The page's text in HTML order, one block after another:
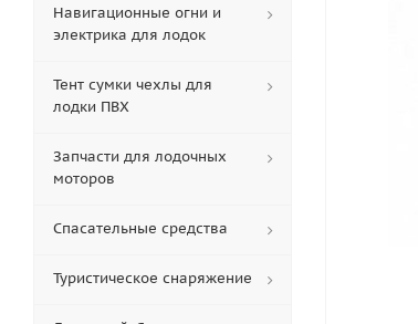
Навигационные огни и
электрика для лодок
Тент сумки чехлы для
лодки ПВХ
Запчасти для лодочных
моторов
Спасательные средства
Туристическое снаряжение